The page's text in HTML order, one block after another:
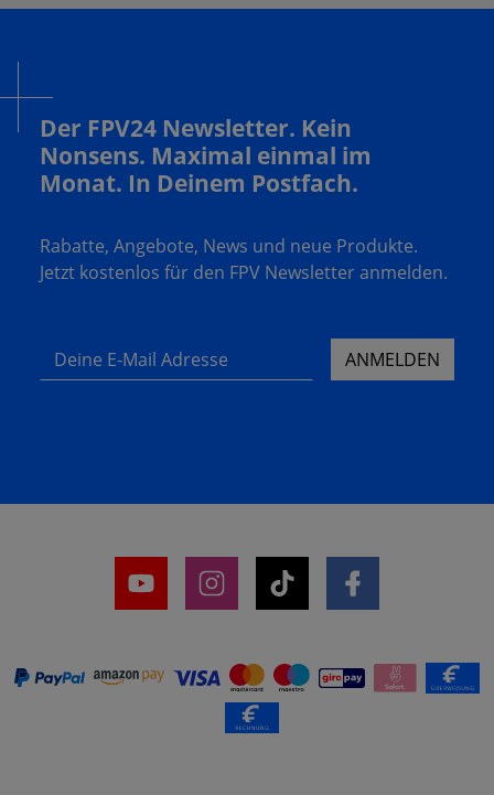
Der FPV24 Newsletter. Kein
Nonsens. Maximal einmal im
Monat. In Deinem Postfach.
Rabatte, Angebote, News und neue Produkte.
Jetzt kostenlos für den FPV Newsletter anmelden.
Deine E-Mail Adresse ANMELDEN